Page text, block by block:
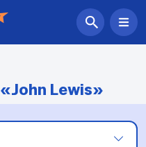
«John Lewis»